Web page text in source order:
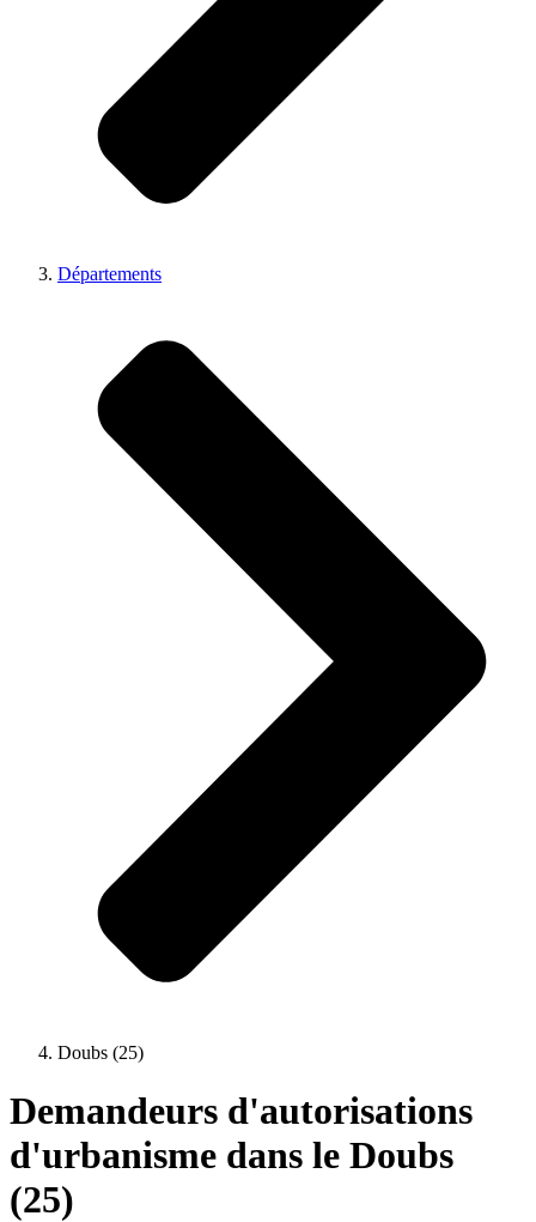
Départements
Doubs (25)
Demandeurs d'autorisations
d'urbanisme dans le Doubs
(25)